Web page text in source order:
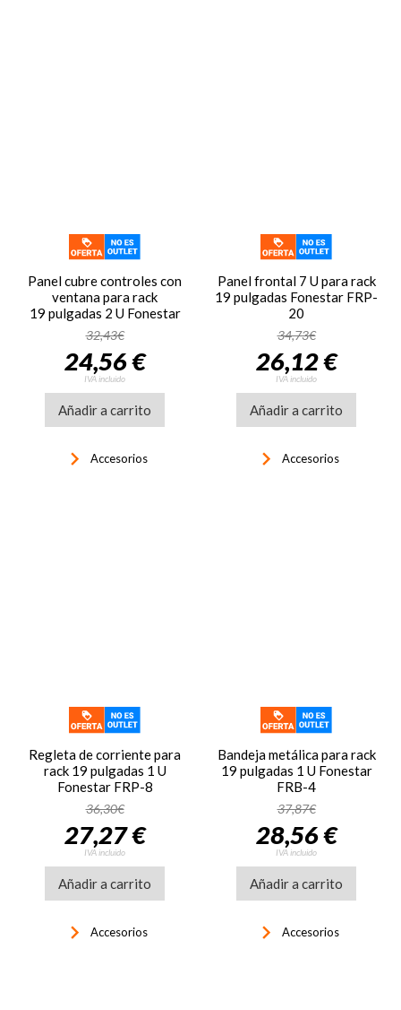
Panel cubre controles con
ventana para rack
19 pulgadas 2 U Fonestar
FRP-42G
32,43€
24,56 €
IVA incluido
Añadir a carrito
keyboard_arrow_right Accesorios
Panel frontal 7 U para rack
19 pulgadas Fonestar FRP-
20
34,73€
26,12 €
IVA incluido
Añadir a carrito
keyboard_arrow_right Accesorios
Regleta de corriente para
rack 19 pulgadas 1 U
Fonestar FRP-8
36,30€
27,27 €
IVA incluido
Añadir a carrito
keyboard_arrow_right Accesorios
Bandeja metálica para rack
19 pulgadas 1 U Fonestar
FRB-4
37,87€
28,56 €
IVA incluido
Añadir a carrito
keyboard_arrow_right Accesorios